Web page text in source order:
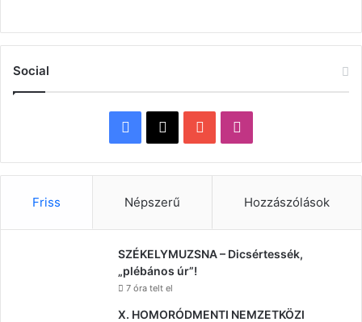
Social
Facebook
X YouTube
Friss Népszerű Hozzászólások
SZÉKELYMUZSNA – Dicsértessék,
„plébános úr”!
7 óra telt el
X. HOMORÓDMENTI NEMZETKÖZI